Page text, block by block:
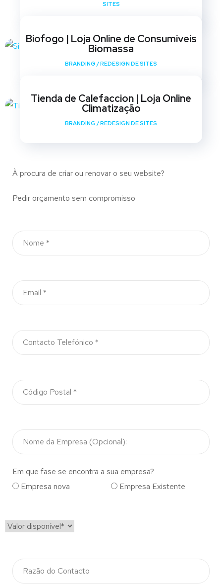
SITES
Biofogo | Loja Online de Consumíveis
Biomassa
BRANDING /REDESIGN DE SITES
Tienda de Calefaccion | Loja Online
Climatização
BRANDING /REDESIGN DE SITES
À procura de criar ou renovar o seu website?
Pedir orçamento sem compromisso
Em que fase se encontra a sua empresa?
Empresa nova
Empresa Existente